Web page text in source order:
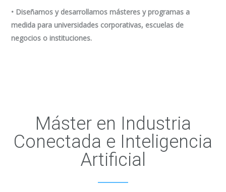
• Diseñamos y desarrollamos másteres y programas a
medida para universidades corporativas, escuelas de
negocios o instituciones.
Máster en Industria
Conectada e Inteligencia
Artificial